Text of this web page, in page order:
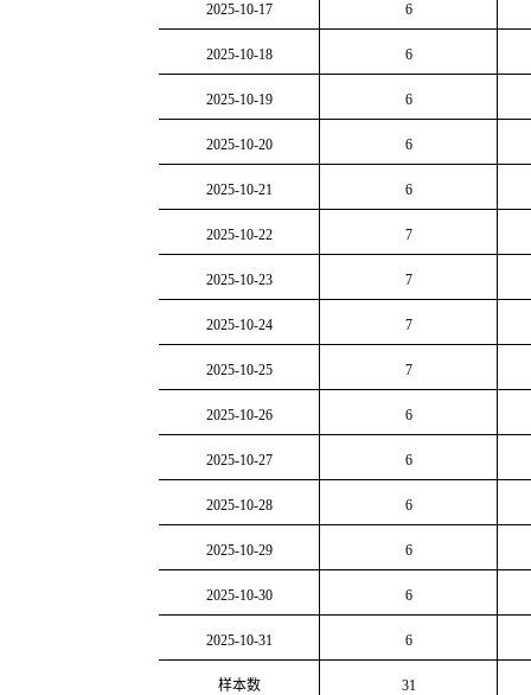
2025-10-17 6
2025-10-18 6
2025-10-19 6
2025-10-20 6
2025-10-21 6
2025-10-22 7
2025-10-23 7
2025-10-24 7
2025-10-25 7
2025-10-26 6
2025-10-27 6
2025-10-28 6
2025-10-29 6
2025-10-30 6
2025-10-31 6
样本数 31